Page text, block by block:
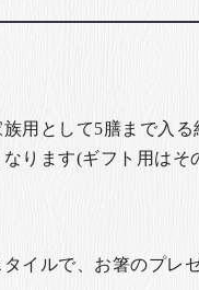
用として5膳まで入る
ります(ギフト用は
イルで、お箸のプレ